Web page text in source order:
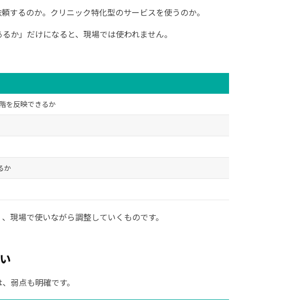
するのか。クリニック特化型のサービスを使うのか。
か」だけになると、現場では使われません。
を反映できるか
か
現場で使いながら調整していくものです。
弱点も明確です。